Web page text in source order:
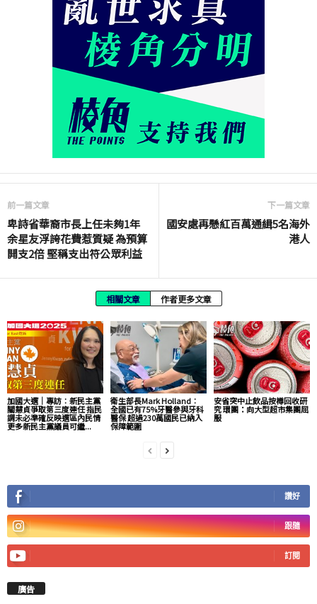
前一篇文章
卑詩省華裔市長上任未夠1年
余星友浮誇花費惹質疑 為預算
開支2倍 堅稱支出符公眾利益
下一篇文章
國安處再懸紅百萬通緝5名海外
港人
相關文章 作者更多文章
加國大選｜專訪︰新民主黨
關慧貞爭取第三度連任 指民
調未必準確反映選區內民情
更多新民主黨議員可繼...
衛生部長Mark Holland︰
全國已有75%牙醫參與牙科
醫保 超過230萬國民已納入
保障範圍
安省突中止飲品按樽回收研
究 環團：向大型超市集團屈
服
讚好
跟隨
訂閱
廣告